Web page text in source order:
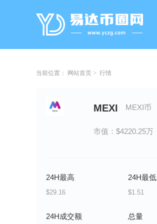
当前位置： 网站首页 行情
MEXI MEXI币
市值：$4220.25万
24H最高
$29.16
24H最低
$1.51
24H成交额 总量